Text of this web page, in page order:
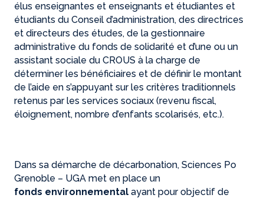
élus enseignantes et enseignants et étudiantes et
étudiants du Conseil d’administration, des directrices
et directeurs des études, de la gestionnaire
administrative du fonds de solidarité et d’une ou un
assistant sociale du CROUS à la charge de
déterminer les bénéficiaires et de définir le montant
de l’aide en s’appuyant sur les critères traditionnels
retenus par les services sociaux (revenu fiscal,
éloignement, nombre d’enfants scolarisés, etc.).
Dans sa démarche de décarbonation, Sciences Po
Grenoble – UGA met en place un
fonds environnemental ayant pour objectif de